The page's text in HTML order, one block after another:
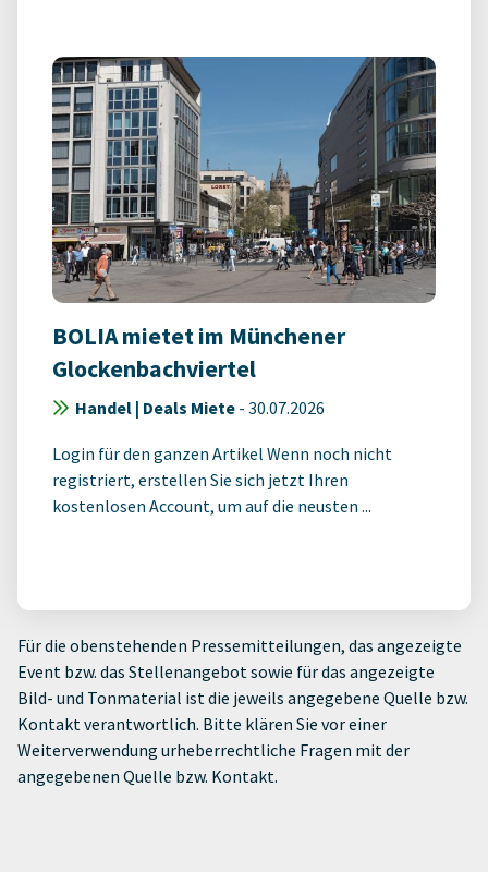
BOLIA mietet im Münchener
Glockenbachviertel
Handel | Deals Miete - 30.07.2026
Login für den ganzen Artikel Wenn noch nicht
registriert, erstellen Sie sich jetzt Ihren
kostenlosen Account, um auf die neusten ...
Für die obenstehenden Pressemitteilungen, das angezeigte
Event bzw. das Stellenangebot sowie für das angezeigte
Bild- und Tonmaterial ist die jeweils angegebene Quelle bzw.
Kontakt verantwortlich. Bitte klären Sie vor einer
Weiterverwendung urheberrechtliche Fragen mit der
angegebenen Quelle bzw. Kontakt.